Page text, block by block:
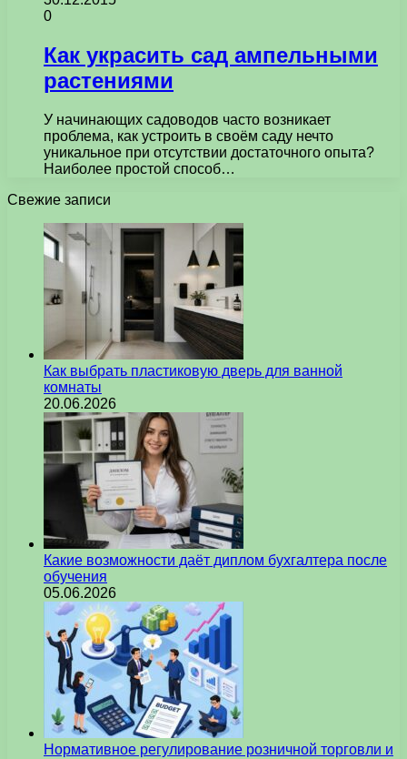
0
Как украсить сад ампельными
растениями
У начинающих садоводов часто возникает
проблема, как устроить в своём саду нечто
уникальное при отсутствии достаточного опыта?
Наиболее простой способ…
Свежие записи
Как выбрать пластиковую дверь для ванной
комнаты
20.06.2026
Какие возможности даёт диплом бухгалтера после
обучения
05.06.2026
Нормативное регулирование розничной торговли и